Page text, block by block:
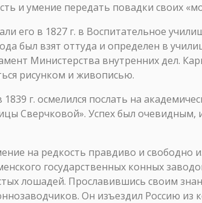
и умение передать повадки своих
его в 1827 г. в Воспитательное
был взят оттуда и определен в
Министерства внутренних дел.
рисунком и живописью.
г. осмелился послать на
Сверчковой». Успех был очевидным,
на редкость правдиво и
государственных конных
лошадей. Прославившись своим
Он изъездил Россию из